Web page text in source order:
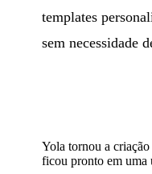
templates
sem necessidade
Yola tornou a
ficou pronto em uma